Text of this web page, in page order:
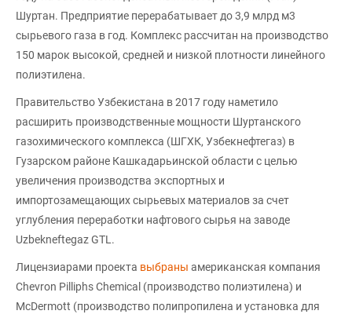
Шуртан. Предприятие перерабатывает до 3,9 млрд м3
сырьевого газа в год. Комплекс рассчитан на производство
150 марок высокой, средней и низкой плотности линейного
полиэтилена.
Правительство Узбекистана в 2017 году наметило
расширить производственные мощности Шуртанского
газохимического комплекса (ШГХК, Узбекнефтегаз) в
Гузарском районе Кашкадарьинской области с целью
увеличения производства экспортных и
импортозамещающих сырьевых материалов за счет
углубления переработки нафтового сырья на заводе
Uzbekneftegaz GTL.
Лицензиарами проекта выбраны американская компания
Chevron Pilliphs Chemical (производство полиэтилена) и
McDermott (производство полипропилена и установка для